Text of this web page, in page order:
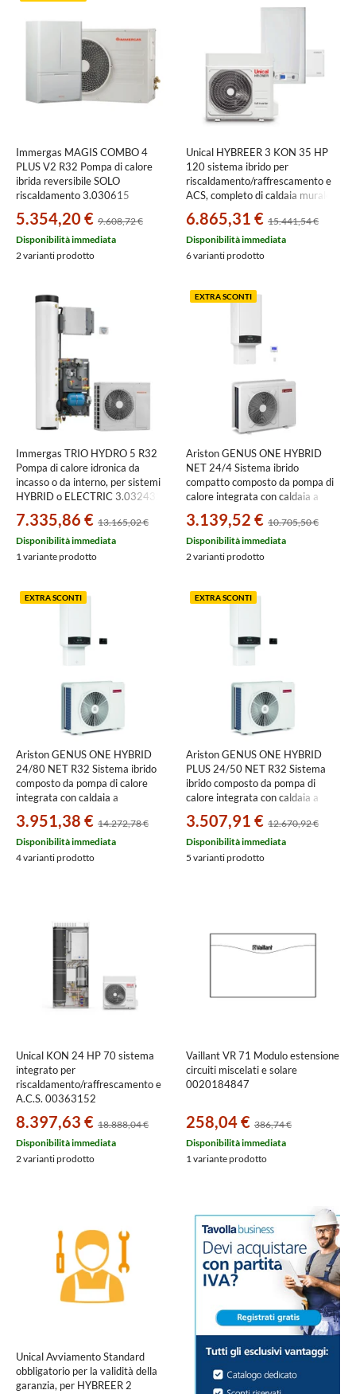
Immergas MAGIS COMBO 4
PLUS V2 R32 Pompa di calore
ibrida reversibile SOLO
riscaldamento 3.030615
5.354,20 € 9.608,72 €
Disponibilità immediata
2 varianti prodotto
Unical HYBREER 3 KON 35 HP
120 sistema ibrido per
riscaldamento/raffrescamento e
ACS, completo di caldaia murale a
aria-acqua 00376948
6.865,31 € 15.441,54 €
Disponibilità immediata
6 varianti prodotto
Immergas TRIO HYDRO 5 R32
Pompa di calore idronica da
incasso o da interno, per sistemi
HYBRID o ELECTRIC 3.032432
7.335,86 € 13.165,02 €
Disponibilità immediata
1 variante prodotto
EXTRA SCONTI
Ariston GENUS ONE HYBRID
NET 24/4 Sistema ibrido
compatto composto da pompa di
calore integrata con caldaia a
raffrescamento e produzione
istantanea di ACS 3301244
3.139,52 € 10.705,50 €
Disponibilità immediata
2 varianti prodotto
EXTRA SCONTI
Ariston GENUS ONE HYBRID
24/80 NET R32 Sistema ibrido
composto da pompa di calore
integrata con caldaia a
raffrescamento e produzione
istantanea di ACS 3302471
3.951,38 € 14.272,78 €
Disponibilità immediata
4 varianti prodotto
EXTRA SCONTI
Ariston GENUS ONE HYBRID
PLUS 24/50 NET R32 Sistema
ibrido composto da pompa di
calore integrata con caldaia a
riscaldamento per riscaldamento
e raffrescamento 3302461
3.507,91 € 12.670,92 €
Disponibilità immediata
5 varianti prodotto
Unical KON 24 HP 70 sistema
integrato per
riscaldamento/raffrescamento e
A.C.S. 00363152
8.397,63 € 18.888,04 €
Disponibilità immediata
2 varianti prodotto
Vaillant VR 71 Modulo estensione
circuiti miscelati e solare
0020184847
258,04 € 386,74 €
Disponibilità immediata
1 variante prodotto
Unical Avviamento Standard
obbligatorio per la validità della
garanzia, per HYBREER 2